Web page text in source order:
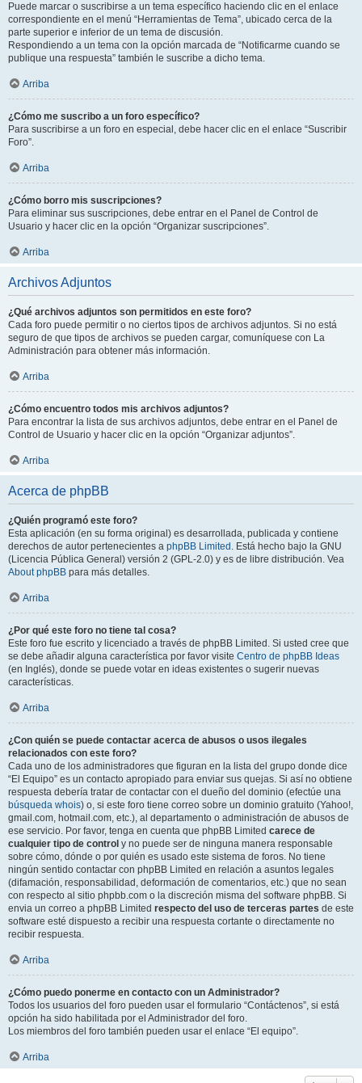
Puede marcar o suscribirse a un tema específico haciendo clic en el enlace
correspondiente en el menú “Herramientas de Tema”, ubicado cerca de la
parte superior e inferior de un tema de discusión.
Respondiendo a un tema con la opción marcada de “Notificarme cuando se
publique una respuesta” también le suscribe a dicho tema.
Arriba
¿Cómo me suscribo a un foro específico?
Para suscribirse a un foro en especial, debe hacer clic en el enlace “Suscribir
Foro”.
Arriba
¿Cómo borro mis suscripciones?
Para eliminar sus suscripciones, debe entrar en el Panel de Control de
Usuario y hacer clic en la opción “Organizar suscripciones”.
Arriba
Archivos Adjuntos
¿Qué archivos adjuntos son permitidos en este foro?
Cada foro puede permitir o no ciertos tipos de archivos adjuntos. Si no está
seguro de que tipos de archivos se pueden cargar, comuníquese con La
Administración para obtener más información.
Arriba
¿Cómo encuentro todos mis archivos adjuntos?
Para encontrar la lista de sus archivos adjuntos, debe entrar en el Panel de
Control de Usuario y hacer clic en la opción “Organizar adjuntos”.
Arriba
Acerca de phpBB
¿Quién programó este foro?
Esta aplicación (en su forma original) es desarrollada, publicada y contiene
derechos de autor pertenecientes a phpBB Limited . Está hecho bajo la GNU
(Licencia Pública General) versión 2 (GPL-2.0) y es de libre distribución. Vea
About phpBB para más detalles.
Arriba
¿Por qué este foro no tiene tal cosa?
Este foro fue escrito y licenciado a través de phpBB Limited. Si usted cree que
se debe añadir alguna característica por favor visite Centro de phpBB Ideas
(en Inglés), donde se puede votar en ideas existentes o sugerir nuevas
características.
Arriba
¿Con quién se puede contactar acerca de abusos o usos ilegales
relacionados con este foro?
Cada uno de los administradores que figuran en la lista del grupo donde dice
“El Equipo” es un contacto apropiado para enviar sus quejas. Si así no obtiene
respuesta debería tratar de contactar con el dueño del dominio (efectúe una
búsqueda whois) o, si este foro tiene correo sobre un dominio gratuito (Yahoo!,
gmail.com, hotmail.com, etc.), al departamento o administración de abusos de
ese servicio. Por favor, tenga en cuenta que phpBB Limited carece de
cualquier tipo de control y no puede ser de ninguna manera responsable
sobre cómo, dónde o por quién es usado este sistema de foros. No tiene
ningún sentido contactar con phpBB Limited en relación a asuntos legales
(difamación, responsabilidad, deformación de comentarios, etc.) que no sean
con respecto al sitio phpbb.com o la discreción misma del software phpBB. Si
envia un correo a phpBB Limited respecto del uso de terceras partes de este
software esté dispuesto a recibir una respuesta cortante o directamente no
recibir respuesta.
Arriba
¿Cómo puedo ponerme en contacto con un Administrador?
Todos los usuarios del foro pueden usar el formulario “Contáctenos”, si está
opción ha sido habilitada por el Administrador del foro.
Los miembros del foro también pueden usar el enlace “El equipo”.
Arriba